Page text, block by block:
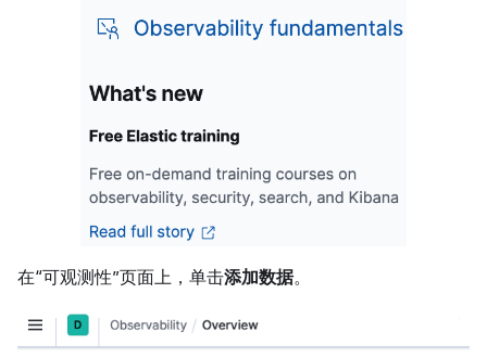
在“可观测性”页面上，单击添加数据。